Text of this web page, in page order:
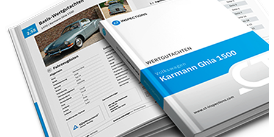
The fully re-trimmed and renovated interior remains in immaculate
condition.
This very pretty, pre-War Daimler coupe is in an excellent all-round
condition and driving very well, having been cared-for and cossetted
following a full restoration.
It is supplied with original model brochure, owners instruction
manual, copy parts list and maintenance manual.
The car is currently Jersey registered and we can assist with
shipping and importation processes if required. We can ship
worldwide.